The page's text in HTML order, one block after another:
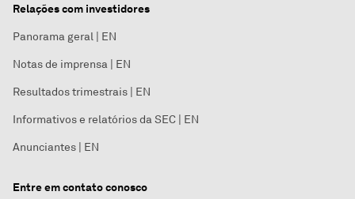
Relações com investidores
Panorama geral | EN
Notas de imprensa | EN
Resultados trimestrais | EN
Informativos e relatórios da SEC | EN
Anunciantes | EN
Entre em contato conosco